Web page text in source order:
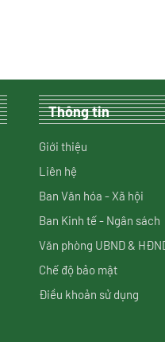
Thông tin
Giới thiệu
Liên hệ
Ban Văn hóa - Xã hội
Ban Kinh tế - Ngân sách
Văn phòng UBND &
Chế độ bảo mật
Điều khoản sử dụng